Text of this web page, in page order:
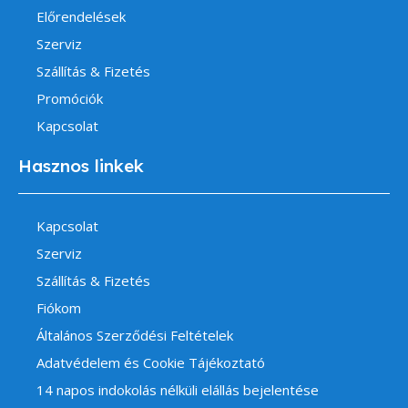
Előrendelések
Szerviz
Szállítás & Fizetés
Promóciók
Kapcsolat
Hasznos linkek
Kapcsolat
Szerviz
Szállítás & Fizetés
Fiókom
Általános Szerződési Feltételek
Adatvédelem és Cookie Tájékoztató
14 napos indokolás nélküli elállás bejelentése